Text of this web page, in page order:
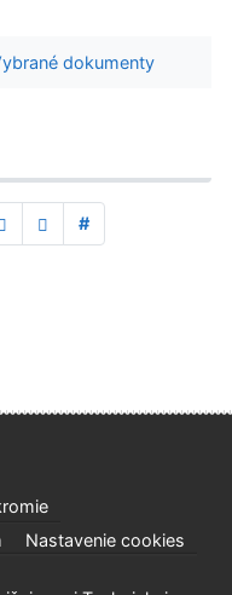
dokumenty
#
Nastavenie cookies